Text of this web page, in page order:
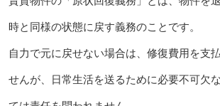
時と同様の状態に戻す義務のことです。
自力で元に戻せない場合は、修復費用を支
せんが、日常生活を送るために必要不可欠